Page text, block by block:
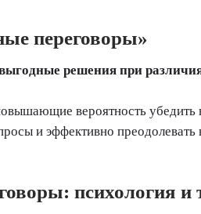
переговоры»
решения при
вероятность убедить
и эффективно преодолевать
психология и